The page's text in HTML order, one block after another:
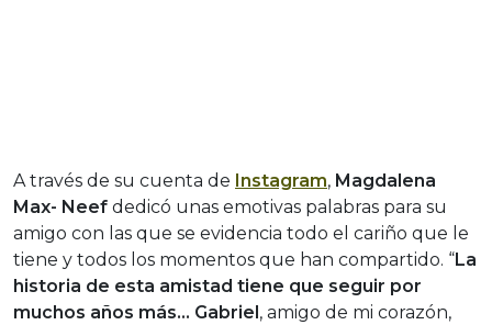
A través de su cuenta de Instagram, Magdalena
Max- Neef dedicó unas emotivas palabras para su
amigo con las que se evidencia todo el cariño que le
tiene y todos los momentos que han compartido. “La
historia de esta amistad tiene que seguir por
muchos años más… Gabriel, amigo de mi corazón,